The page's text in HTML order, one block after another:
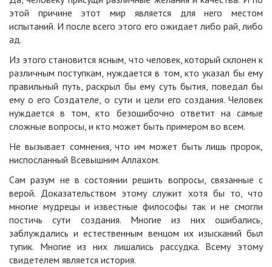
этой причине этот мир является для него местом
испытаний. И после всего этого его ожидает либо рай, либо
ад.
Из этого становится ясным, что человек, который склонен к
различным поступкам, нуждается в том, кто указал бы ему
правильный путь, раскрыл бы ему суть бытия, поведал бы
ему о его Создателе, о сути и цели его создания. Человек
нуждается в том, кто безошибочно ответит на самые
сложные вопросы, и кто может быть примером во всем.
Не вызывает сомнения, что им может быть лишь пророк,
ниспосланный Всевышним Аллахом.
Сам разум не в состоянии решить вопросы, связанные с
верой. Доказательством этому служит хотя бы то, что
многие мудрецы и известные философы так и не смогли
постичь сути создания. Многие из них ошибались,
заблуждались и естественным венцом их изысканий был
тупик. Многие из них лишались рассудка. Всему этому
свидетелем является история.